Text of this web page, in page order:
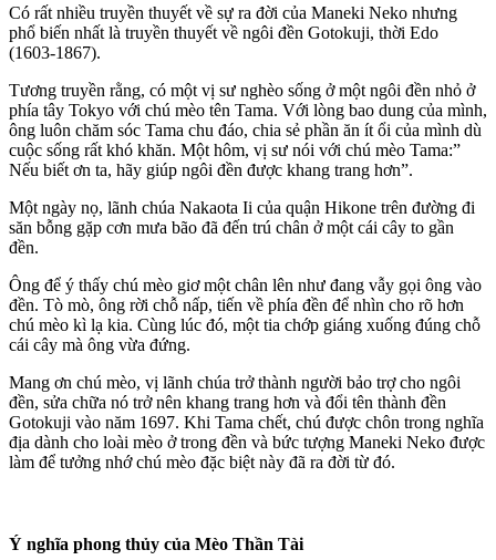
Có rất nhiều truyền thuyết về sự ra đời của Maneki Neko nhưng
phổ biến nhất là truyền thuyết về ngôi đền Gotokuji, thời Edo
(1603-1867).
Tương truyền rằng, có một vị sư nghèo sống ở một ngôi đền nhỏ ở
phía tây Tokyo với chú mèo tên Tama. Với lòng bao dung của mình,
ông luôn chăm sóc Tama chu đáo, chia sẻ phần ăn ít ổi của mình dù
cuộc sống rất khó khăn. Một hôm, vị sư nói với chú mèo Tama:”
Nếu biết ơn ta, hãy giúp ngôi đền được khang trang hơn”.
Một ngày nọ, lãnh chúa Nakaota Ii của quận Hikone trên đường đi
săn bỗng gặp cơn mưa bão đã đến trú chân ở một cái cây to gần
đền.
Ông để ý thấy chú mèo giơ một chân lên như đang vẫy gọi ông vào
đền. Tò mò, ông rời chỗ nấp, tiến về phía đền để nhìn cho rõ hơn
chú mèo kì lạ kia. Cùng lúc đó, một tia chớp giáng xuống đúng chỗ
cái cây mà ông vừa đứng.
Mang ơn chú mèo, vị lãnh chúa trở thành người bảo trợ cho ngôi
đền, sửa chữa nó trở nên khang trang hơn và đổi tên thành đền
Gotokuji vào năm 1697. Khi Tama chết, chú được chôn trong nghĩa
địa dành cho loài mèo ở trong đền và bức tượng Maneki Neko được
làm để tưởng nhớ chú mèo đặc biệt này đã ra đời từ đó.
Ý nghĩa phong thủy của Mèo Thần Tài